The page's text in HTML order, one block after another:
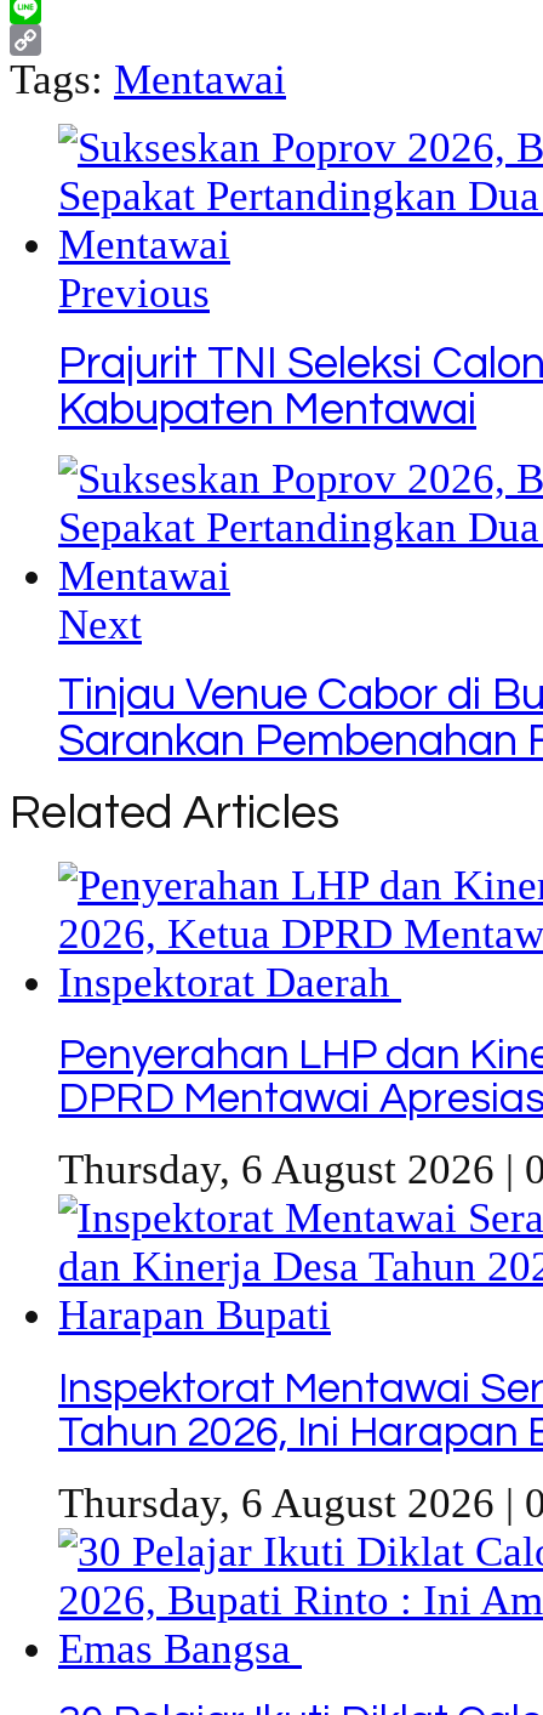
Messenger
Line
Copy
Tags: Mentawai
Previous
Prajurit TNI Seleksi
Kabupaten Mentawai
Next
Tinjau Venue Cabor di
Sarankan Pembenahan
Related Articles
Penyerahan LHP dan
DPRD Mentawai
Thursday, 6 August 2026 |
Inspektorat Mentawai
Tahun 2026, Ini Harapan
Thursday, 6 August 2026 |